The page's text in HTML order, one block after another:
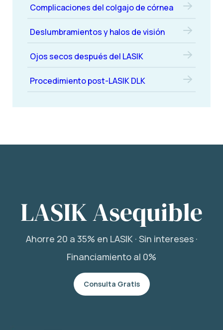
Complicaciones del colgajo de córnea
Deslumbramientos y halos de visión
Ojos secos después del LASIK
Procedimiento post-LASIK DLK
LASIK Asequible
Ahorre 20 a 35% en LASIK · Sin intereses ·
Financiamiento al 0%
Consulta Gratis